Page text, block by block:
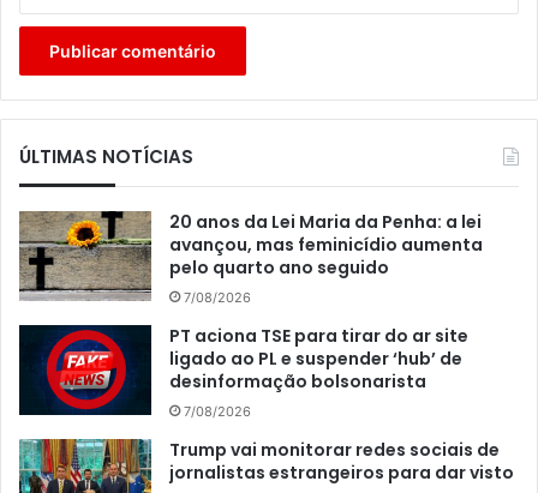
ÚLTIMAS NOTÍCIAS
20 anos da Lei Maria da Penha: a lei
avançou, mas feminicídio aumenta
pelo quarto ano seguido
7/08/2026
PT aciona TSE para tirar do ar site
ligado ao PL e suspender ‘hub’ de
desinformação bolsonarista
7/08/2026
Trump vai monitorar redes sociais de
jornalistas estrangeiros para dar visto